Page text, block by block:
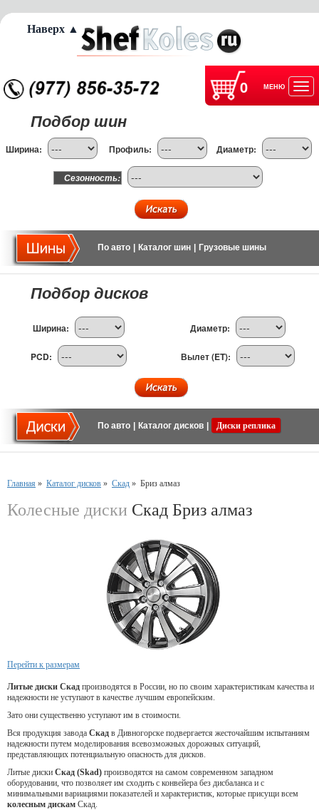
0 МЕНЮ
Подбор шин
Ширина: Профиль: Диаметр:
Сезонность:
По авто Каталог шин Грузовые шины
Подбор дисков
Ширина: Диаметр:
PCD: Вылет (ET):
По авто Каталог дисков Диски реплика
Главная » Каталог дисков » Скад » Бриз алмаз
Колесные диски Скад Бриз алмаз
Перейти к размерам
Литые диски Скад производятся в России, но по своим характеристикам качества и
надежности не уступают в качестве лучшим европейским.
Зато они существенно уступают им в стоимости.
Вся продукция завода Скад в Дивногорске подвергается жесточайшим испытаниям
надежности путем моделирования всевозможных дорожных ситуаций,
представляющих потенциальную опасность для дисков.
Литые диски Скад (Skad) производятся на самом современном западном
оборудовании, что позволяет им сходить с конвейера без дисбаланса и с
минимальными вариациями показателей и характеристик, которые присущи всем
колесным дискам Скад.
Наверх ▲